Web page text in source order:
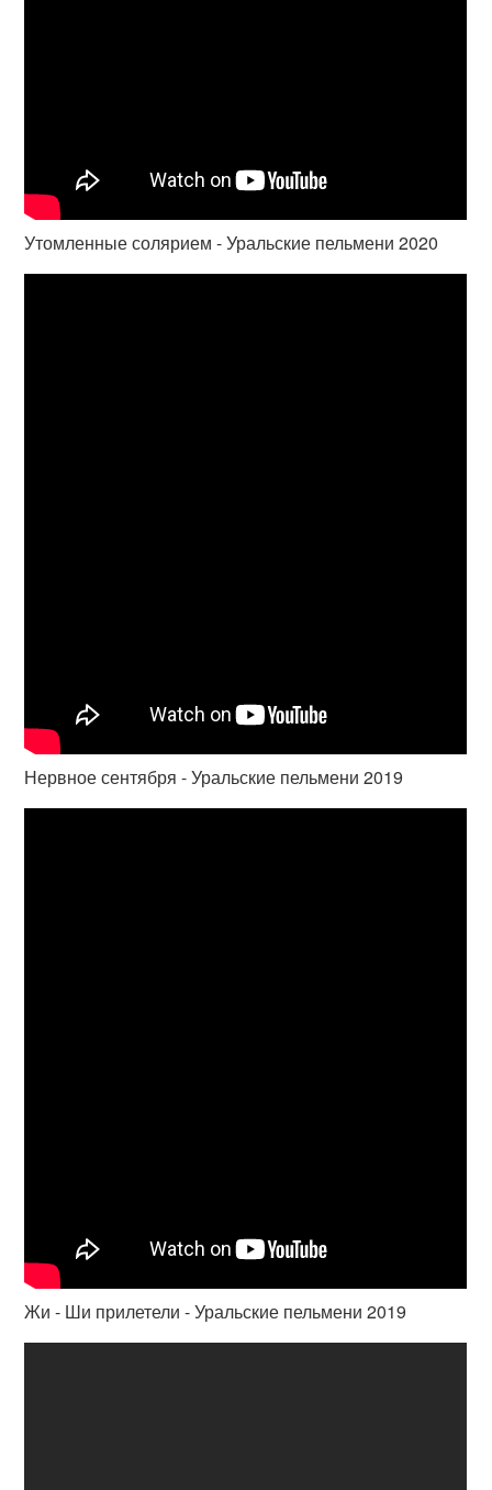
Утомленные солярием - Уральские пельмени 2020
Нервное сентября - Уральские пельмени 2019
Жи - Ши прилетели - Уральские пельмени 2019